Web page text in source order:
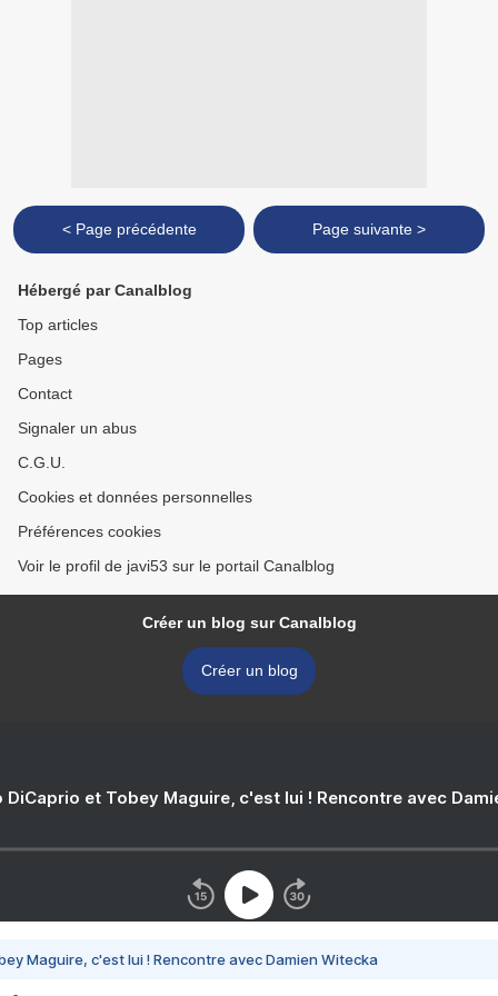
< Page précédente Page suivante >
Hébergé par Canalblog
Top articles
Pages
Contact
Signaler un abus
C.G.U.
Cookies et données personnelles
Préférences cookies
Voir le profil de javi53 sur le portail Canalblog
Créer un blog sur Canalblog
Créer un blog
DiCaprio et Tobey Maguire, c'est lui ! Rencontre avec
Maguire, c'est lui ! Rencontre avec Damien Witecka